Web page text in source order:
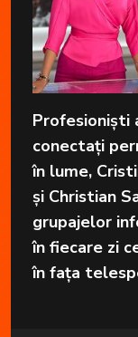
Profesioniști
conectați
în lume,
și Christian
grupajelor
în fiecare zi
în fața